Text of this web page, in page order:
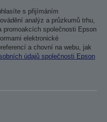
s přijímáním
analýz a průzkumů trhu,
promoakcích společnosti Epson
elektronické
a chovní na webu, jak
údajů společnosti Epson